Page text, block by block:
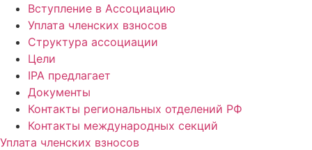
Вступление в Ассоциацию
Уплата членских взносов
Структура ассоциации
Цели
IPA предлагает
Документы
Контакты региональных отделений РФ
Контакты международных секций
Уплата членских взносов